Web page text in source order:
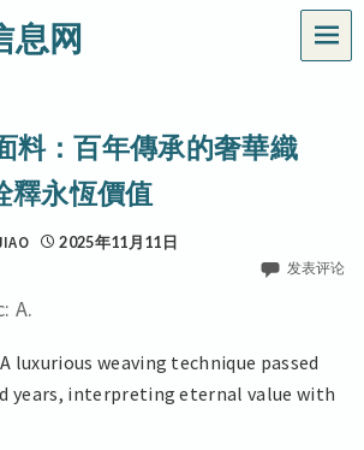
息网
菜
单
料：百年傳承的奢華織
釋永恆價值
2025年11月11日
发表评论
A.
luxurious weaving technique passed
years, interpreting eternal value with